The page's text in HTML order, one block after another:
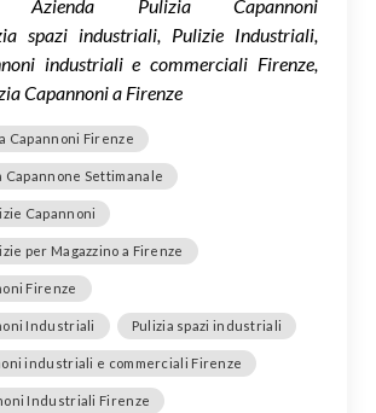
Azienda Pulizia Capannoni
spazi industriali, Pulizie Industriali,
industriali e commerciali Firenze,
Capannoni a Firenze
Capannoni Firenze
Capannone Settimanale
Capannoni
per Magazzino a Firenze
Firenze
Industriali Pulizia spazi industriali
industriali e commerciali Firenze
Industriali Firenze